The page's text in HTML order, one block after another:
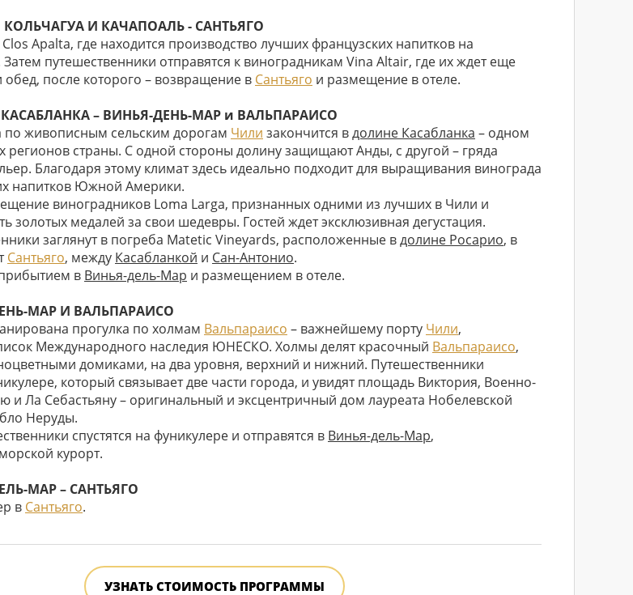
И КАЧАПОАЛЬ - САНТЬЯГО
Apalta, где находится производство лучших французских напитков на
путешественники отправятся к виноградникам Vina Altair, где их ждет еще
обед, после которого – возвращение в Сантьяго и размещение в отеле.
– ВИНЬЯ-ДЕНЬ-МАР и ВАЛЬПАРАИСО
по живописным сельским дорогам Чили закончится вдолине Касабланка – одном
регионов страны. С одной стороны долину защищают Анды, с другой – гряда
Благодаря этому климат здесь идеально подходит для выращивания винограда
напитков Южной Америки.
виноградников Loma Larga, признанных одними из лучших в Чили и
золотых медалей за свои шедевры. Гостей ждет эксклюзивная дегустация.
заглянут в погреба Matetic Vineyards, расположенные вдолине Росарио, в
Сантьяго, между Касабланкой и Сан-Антонио.
в Винья-дель-Мар и размещением в отеле.
МАР И ВАЛЬПАРАИСО
прогулка по холмам Вальпараисо – важнейшему порту Чили,
Международного наследия ЮНЕСКО. Холмы делят красочный Вальпараисо,
домиками, на два уровня, верхний и нижний. Путешественники
который связывает две части города, и увидят площадь Виктория, Военно-
и Ла Себастьяну – оригинальный и эксцентричный дом лауреата Нобелевской
Неруды.
спустятся на фуникулере и отправятся в Винья-дель-Мар,
курорт.
МАР – САНТЬЯГО
в Сантьяго.
УЗНАТЬ СТОИМОСТЬ ПРОГРАММЫ